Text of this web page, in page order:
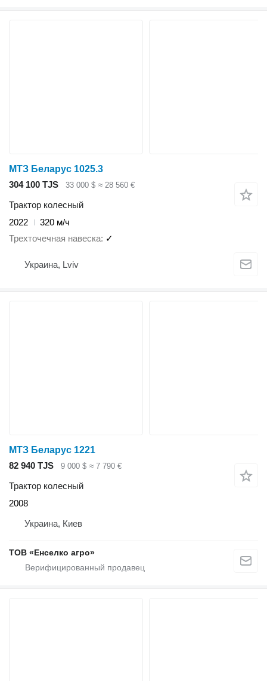
МТЗ Беларус 1025.3
304 100 TJS
33 000 $ ≈ 28 560 €
Трактор колесный
2022
320 м/ч
Трехточечная навеска ✓
Украина, Lviv
МТЗ Беларус 1221
82 940 TJS
9 000 $ ≈ 7 790 €
Трактор колесный
2008
Украина, Киев
ТОВ «Енселко агро»